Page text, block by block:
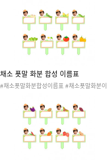
나무심기 #나무심는날 #자연 #자연물 #꽃 #
식물 #작물 #봄 #봄행사 #식목일행사 #봄도
안 #봄활동 #식목일도안 #식목일활동 #원예
활동 #텃밭활동 #이름표 #텃밭이름표 #식목
일이름표 #화분이름표 #야채이름표 #채소이
름표 #무 #방울토마토 #배추 #버섯 #봄동 #
채소 푯말 화분 합성 이름표
#채소푯말화분합성이름표 #채소푯말화분이
나무심기 #나무심는날 #자연 #자연물 #꽃 #
식물 #작물 #봄 #봄행사 #식목일행사 #봄도
안 #봄활동 #식목일도안 #식목일활동 #원예
활동 #텃밭활동 #이름표 #텃밭이름표 #식목
일이름표 #화분이름표 #야채이름표 #채소이
름표 #양파 #오이 #옥수수 #완두콩 #청경채